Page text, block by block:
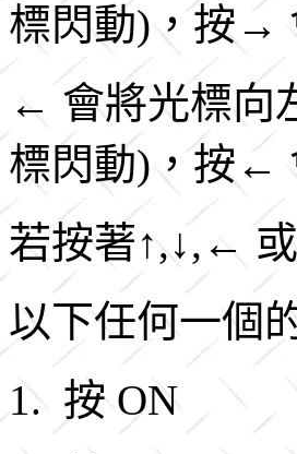
標閃動)，按→
← 會將光標向
標閃動)，按←
若按著↑,↓,←
以下任何一個
1. 按 ON